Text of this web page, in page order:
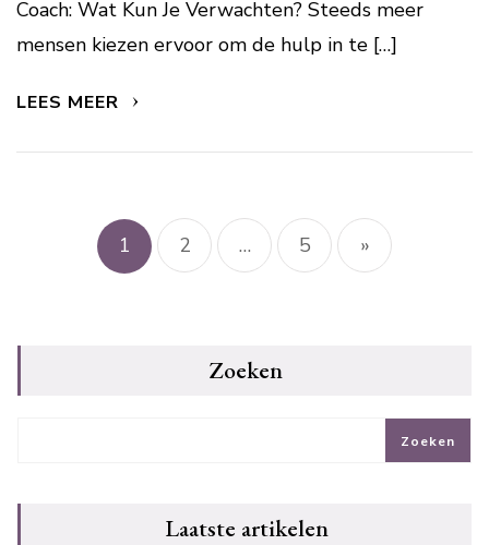
Coach: Wat Kun Je Verwachten? Steeds meer
mensen kiezen ervoor om de hulp in te […]
LEES MEER
Berichtnavigatie
1 2 … 5 »
Zoeken
Zoeken
Laatste artikelen